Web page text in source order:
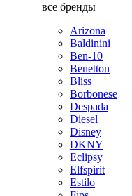
все бренды
Arizona
Baldinini
Ben-10
Benetton
Bliss
Borbonese
Despada
Diesel
Disney
DKNY
Eclipsy
Elfspirit
Estilo